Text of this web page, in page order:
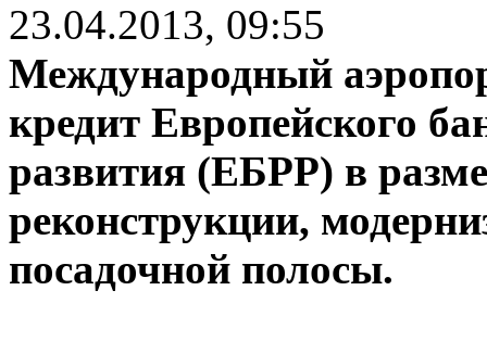
23.04.2013, 09:55
Международный
кредит Европейского
развития (ЕБРР) в
реконструкции,
посадочной полосы.